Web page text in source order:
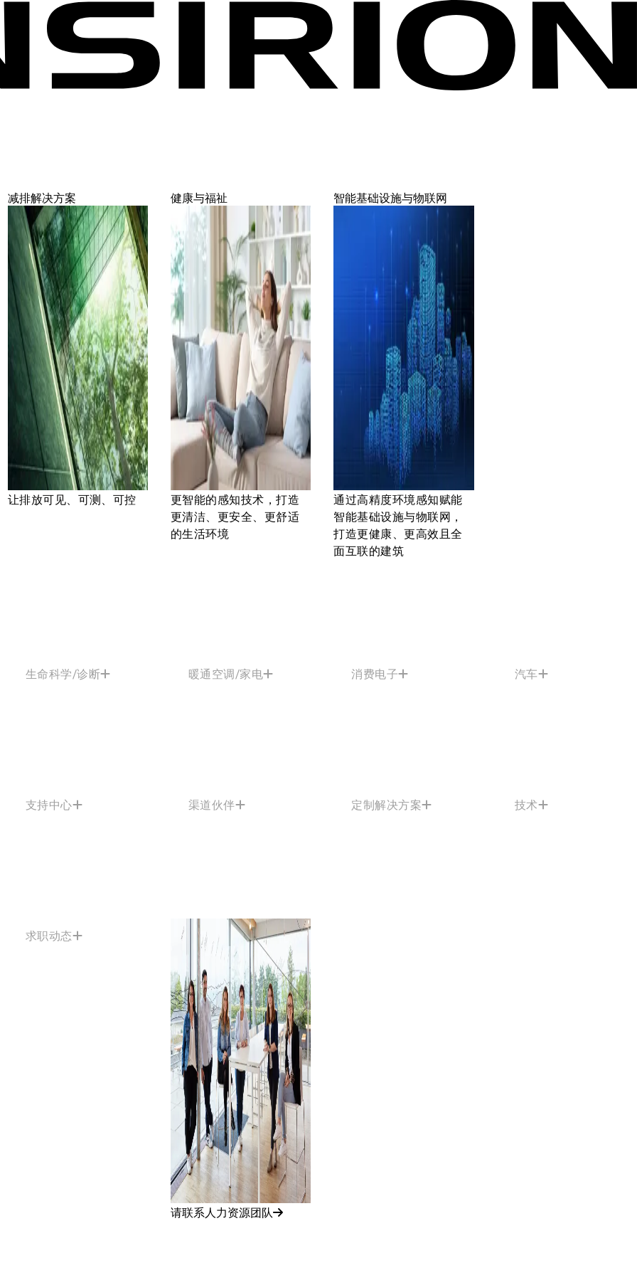
减排解决方案
让排放可见、可测、可控
健康与福祉
更智能的感知技术，打造
更清洁、更安全、更舒适
的生活环境
智能基础设施与物联网
通过高精度环境感知赋能
智能基础设施与物联网，
打造更健康、更高效且全
面互联的建筑
生命科学/诊断 暖通空调/家电 消费电子 汽车
支持中心 渠道伙伴 定制解决方案 技术
求职动态
请联系人力资源团队